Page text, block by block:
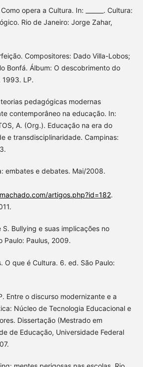
opera a Cultura. In: ______. Cultura:
Rio de Janeiro: Jorge Zahar,
Compositores: Dado Villa-Lobos;
Bonfá. Álbum: O descobrimento do
1993. LP.
teorias pedagógicas modernas
contemporâneo na educação. In:
A. (Org.). Educação na era do
e transdisciplinaridade. Campinas:
embates e debates. Mai/2008.
artigos.php?id=182.
S. Bullying e suas implicações no
Paulo: Paulus, 2009.
O que é Cultura. 6. ed. São Paulo:
Entre o discurso modernizante e a
Núcleo de Tecnologia Educacional e
Dissertação (Mestrado em
de Educação, Universidade Federal